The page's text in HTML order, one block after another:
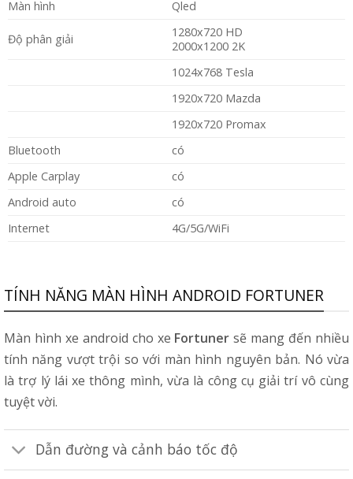
Màn hình Qled
Độ phân giải
1280x720 HD
2000x1200 2K
1024x768 Tesla
1920x720 Mazda
1920x720 Promax
Bluetooth
có
Apple Carplay
có
Android auto
có
Internet
4G/5G/WiFi
TÍNH NĂNG MÀN HÌNH ANDROID FORTUNER
Màn hình xe android cho xe Fortuner sẽ mang đến nhiều
tính năng vượt trội so với màn hình nguyên bản. Nó vừa
là trợ lý lái xe thông mình, vừa là công cụ giải trí vô cùng
tuyệt vời.
Dẫn đường và cảnh báo tốc độ